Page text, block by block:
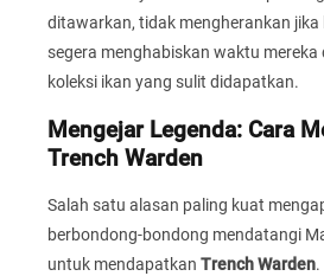
ditawarkan, tidak mengherankan jika
segera menghabiskan waktu mereka
koleksi ikan yang sulit didapatkan.
Mengejar Legenda: Cara
Trench Warden
Salah satu alasan paling kuat
berbondong-bondong mendatangi
untuk mendapatkan Trench Warden